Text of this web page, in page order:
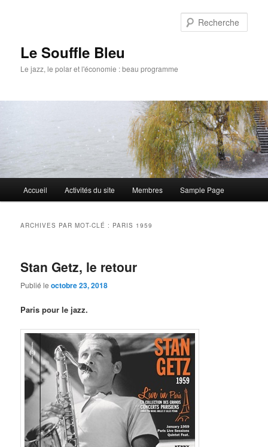
Le Souffle Bleu
Le jazz, le polar et l'économie : beau programme
principal
Aller
principal
Aller
secondaire
Accueil Activités du site Membres Sample Page
ARCHIVES PAR MOT-CLÉ : PARIS 1959
Stan Getz, le retour
Publié leoctobre 23, 2018
Paris pour le jazz.